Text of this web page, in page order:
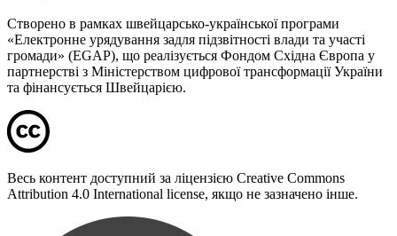
Створено в рамках швейцарсько-української програми
«Електронне урядування задля підзвітності влади та участі
громади» (EGAP), що реалізується Фондом Східна Європа у
партнерстві з Міністерством цифрової трансформації України
та фінансується Швейцарією.
Весь контент доступний за ліцензією Creative Commons
Attribution 4.0 International license, якщо не зазначено інше.